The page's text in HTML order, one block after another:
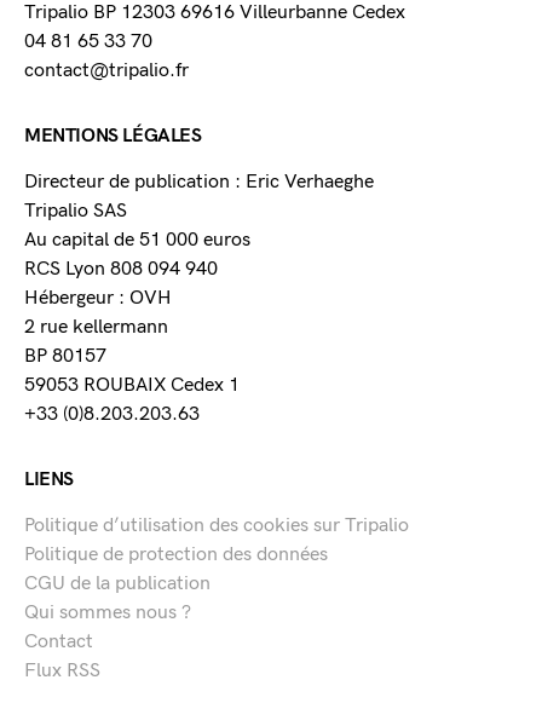
Tripalio BP 12303 69616 Villeurbanne Cedex
04 81 65 33 70
contact@tripalio.fr
MENTIONS LÉGALES
Directeur de publication : Eric Verhaeghe
Tripalio SAS
Au capital de 51 000 euros
RCS Lyon 808 094 940
Hébergeur : OVH
2 rue kellermann
BP 80157
59053 ROUBAIX Cedex 1
+33 (0)8.203.203.63
LIENS
Politique d’utilisation des cookies sur Tripalio
Politique de protection des données
CGU de la publication
Qui sommes nous ?
Contact
Flux RSS